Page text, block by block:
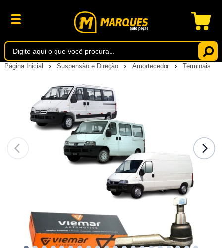
Página Inicial Suspensão e Direção Amortecedor Terminais